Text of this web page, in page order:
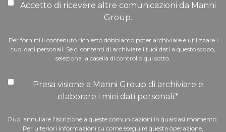
Accetto di ricevere altre comunicazioni da Manni
Group.
Per fornirti il contenuto richiesto dobbiamo poter archiviare e utilizzare i
tuoi dati personali. Se ci consenti di archiviare i tuoi dati a questo scopo,
seleziona la casella di controllo qui sotto.
Presa visione a Manni Group di archiviare e
elaborare i miei dati personali.*
Puoi annullare l'iscrizione a queste comunicazioni in qualsiasi momento.
Per ulteriori informazioni su come eseguire questa operazione,